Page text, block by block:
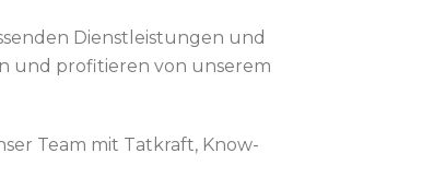
Dienstleistungen und
und profitieren von unserem
Team mit Tatkraft, Know-